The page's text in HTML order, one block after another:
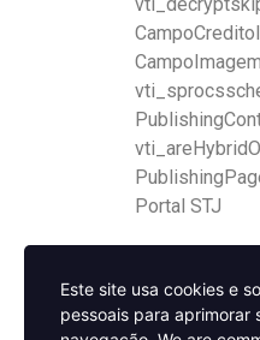
Portal STJ
Este site usa cookies e
pessoais para aprimorar